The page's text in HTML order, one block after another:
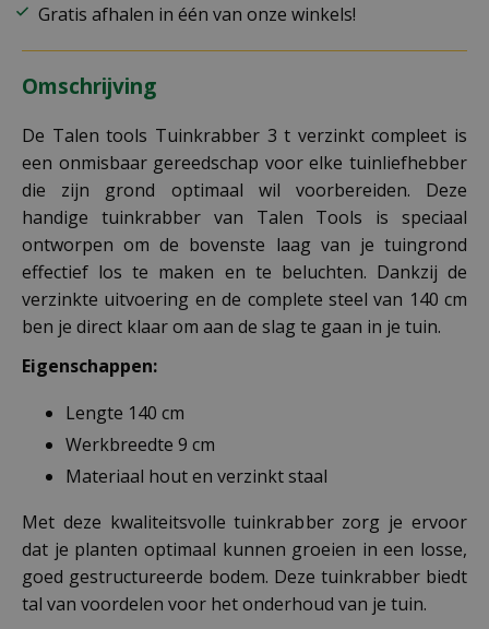
Gratis afhalen in één van onze winkels!
Omschrijving
De Talen tools Tuinkrabber 3 t verzinkt compleet is
een onmisbaar gereedschap voor elke tuinliefhebber
die zijn grond optimaal wil voorbereiden. Deze
handige tuinkrabber van Talen Tools is speciaal
ontworpen om de bovenste laag van je tuingrond
effectief los te maken en te beluchten. Dankzij de
verzinkte uitvoering en de complete steel van 140 cm
ben je direct klaar om aan de slag te gaan in je tuin.
Eigenschappen:
Lengte 140 cm
Werkbreedte 9 cm
Materiaal hout en verzinkt staal
Met deze kwaliteitsvolle tuinkrabber zorg je ervoor
dat je planten optimaal kunnen groeien in een losse,
goed gestructureerde bodem. Deze tuinkrabber biedt
tal van voordelen voor het onderhoud van je tuin.